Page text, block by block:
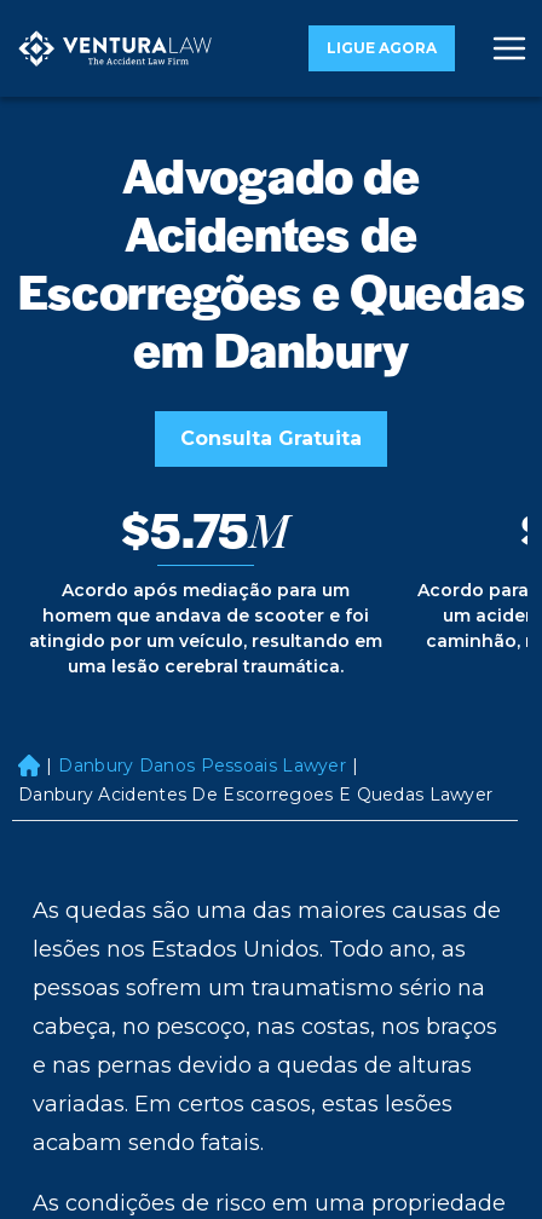
LIGUE AGORA
Advogado de
Acidentes de
Escorregões e Quedas
em Danbury
Consulta Gratuita
$5.75M
Acordo após mediação para um
homem que andava de scooter e foi
atingido por um veículo, resultando em
uma lesão cerebral traumática.
Acordo para
um
caminhão,
H
o
m
| Danbury Danos Pessoais Lawyer |
Danbury Acidentes De Escorregoes E Quedas Lawyer
As quedas são uma das maiores causas de
lesões nos Estados Unidos. Todo ano, as
pessoas sofrem um traumatismo sério na
cabeça, no pescoço, nas costas, nos braços
e nas pernas devido a quedas de alturas
variadas. Em certos casos, estas lesões
acabam sendo fatais.
As condições de risco em uma propriedade